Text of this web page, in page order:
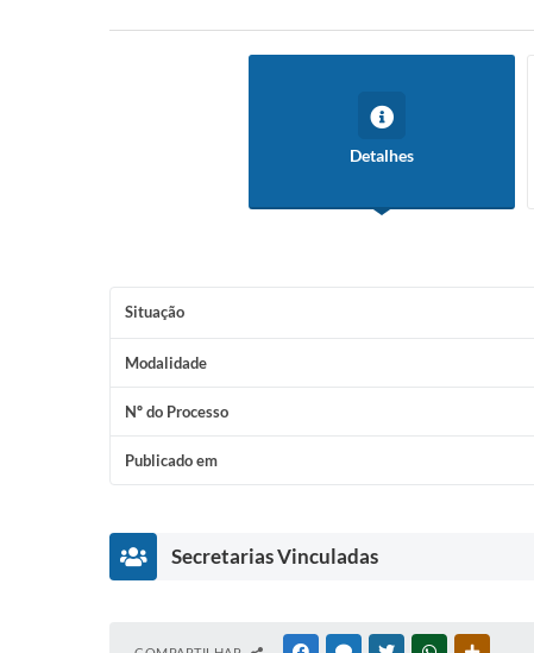
Detalhes
Situação
Modalidade
Nº do Processo
Publicado em
Secretarias Vinculadas